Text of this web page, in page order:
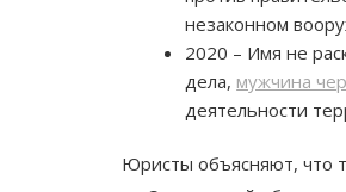
незаконном
2020 – Имя не
дела, мужчина
деятельности
Юристы объясняют, что